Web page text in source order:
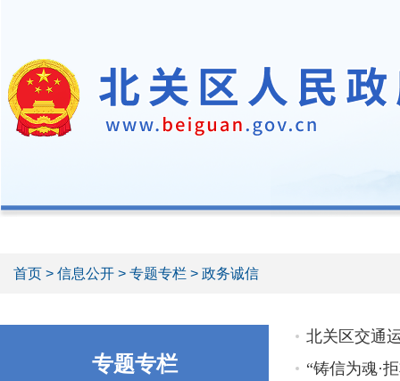
首页 > 信息公开 > 专题专栏 > 政务诚信
专题专栏
北关区交通
“铸信为魂·